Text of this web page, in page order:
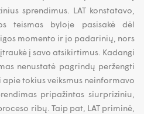
sprendimus. LAT konstatavo,
teismas byloje pasisakė dėl
momento ir jo padarinių, nors
į savo atsikirtimus. Kadangi
nenustatė pagrindų peržengti
tokius veiksmus neinformavo
pripažintas siurpriziniu,
ribų. Taip pat, LAT priminė,